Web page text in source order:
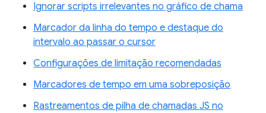
Ignorar scripts irrelevantes no gráfico de chama
Marcador da linha do tempo e destaque do
intervalo ao passar o cursor
Configurações de limitação recomendadas
Marcadores de tempo em uma sobreposição
Rastreamentos de pilha de chamadas JS no